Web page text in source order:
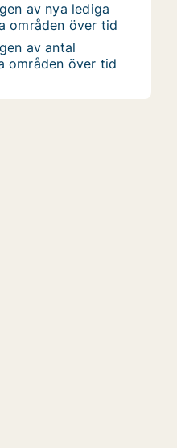
av nya lediga
områden över tid
av antal
områden över tid